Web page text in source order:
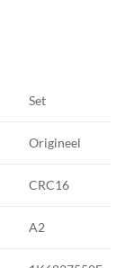
Set
Origineel
CRC16
A2